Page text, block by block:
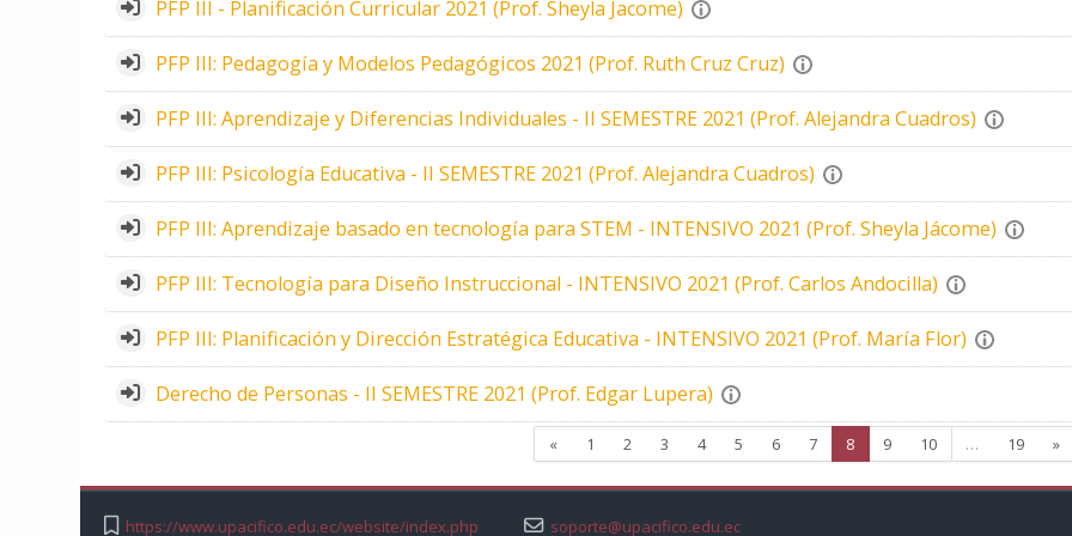
PFP III - Planificación Curricular 2021 (Prof. Sheyla Jacome)
PFP III: Pedagogía y Modelos Pedagógicos 2021 (Prof. Ruth Cruz Cruz)
PFP III: Aprendizaje y Diferencias Individuales - II SEMESTRE 2021 (Prof. Alejandra Cuadros)
PFP III: Psicología Educativa - II SEMESTRE 2021 (Prof. Alejandra Cuadros)
PFP III: Aprendizaje basado en tecnología para STEM - INTENSIVO 2021 (Prof. Sheyla Jácome)
PFP III: Tecnología para Diseño Instruccional - INTENSIVO 2021 (Prof. Carlos Andocilla)
PFP III: Planificación y Dirección Estratégica Educativa - INTENSIVO 2021 (Prof. María Flor)
Derecho de Personas - II SEMESTRE 2021 (Prof. Edgar Lupera)
«Página anterior
1 Página 1
2Página 2
3Página 3
4Página 4
5Página 5
6Página 6
7Página 7
8Página 8
9Página 9
10Página 10
… 19Página
»
https://www.upacifico.edu.ec/website/index.php soporte@upacifico.edu.ec